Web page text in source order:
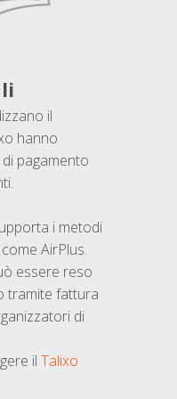
il
hanno
pagamento
i metodi
AirPlus.
essere reso
tramite fattura
di
il Talixo